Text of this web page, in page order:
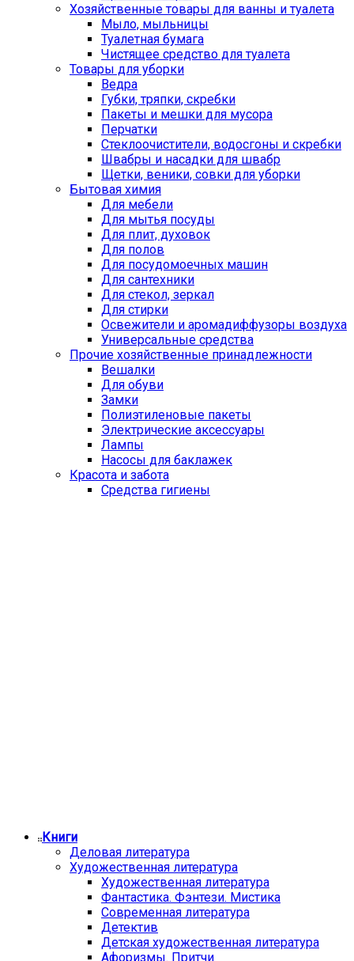
Хозяйственные товары для ванны и туалета
Мыло, мыльницы
Туалетная бумага
Чистящее средство для туалета
Товары для уборки
Ведра
Губки, тряпки, скребки
Пакеты и мешки для мусора
Перчатки
Стеклоочистители, водосгоны и скребки
Швабры и насадки для швабр
Щетки, веники, совки для уборки
Бытовая химия
Для мебели
Для мытья посуды
Для плит, духовок
Для полов
Для посудомоечных машин
Для сантехники
Для стекол, зеркал
Для стирки
Освежители и аромадиффузоры воздуха
Универсальные средства
Прочие хозяйственные принадлежности
Вешалки
Для обуви
Замки
Полиэтиленовые пакеты
Электрические аксессуары
Лампы
Насосы для баклажек
Красота и забота
Средства гигиены
Книги
Деловая литература
Художественная литература
Художественная литература
Фантастика. Фэнтези. Мистика
Современная литература
Детектив
Детская художественная литература
Афоризмы. Притчи